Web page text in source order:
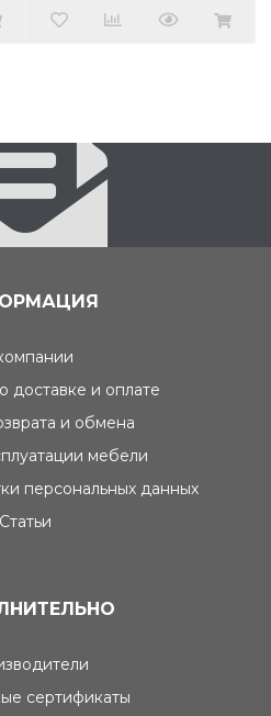
доставке и оплате
и обмена
мебели
персональных данных
Статьи
сертификаты